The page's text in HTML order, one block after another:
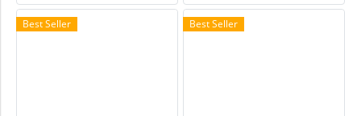
Best Seller Best Seller